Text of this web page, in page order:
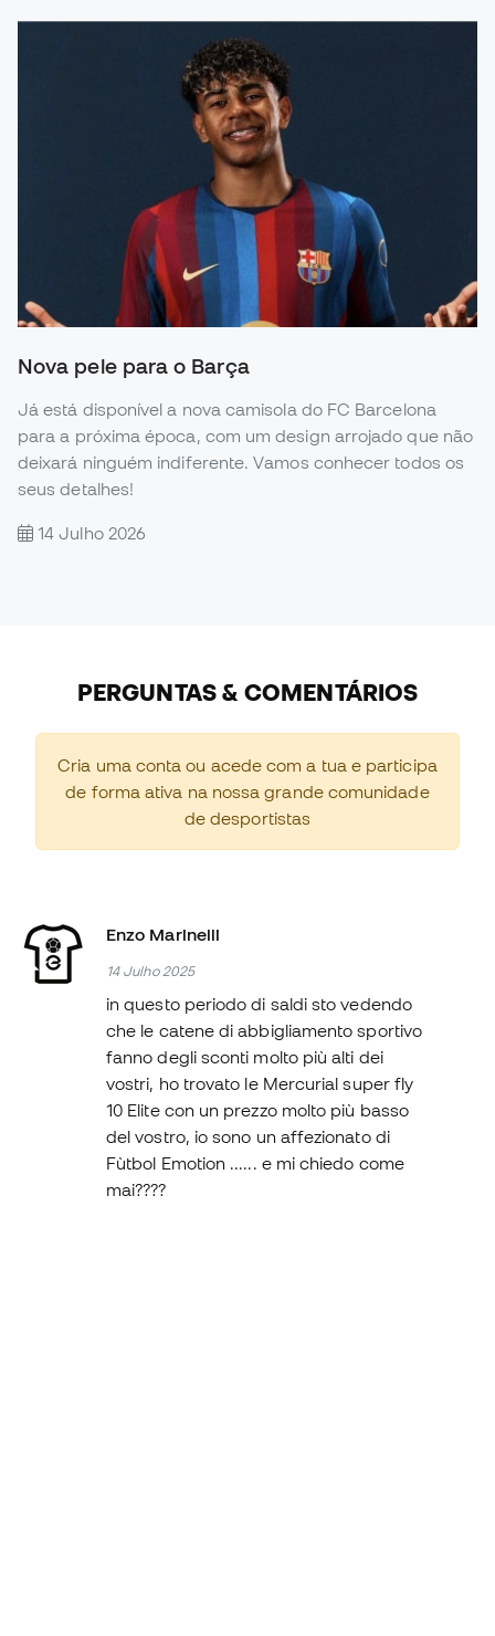
Nova pele para o Barça
Já está disponível a nova camisola do FC Barcelona
para a próxima época, com um design arrojado que não
deixará ninguém indiferente. Vamos conhecer todos os
seus detalhes!
14 Julho 2026
PERGUNTAS & COMENTÁRIOS
Cria uma conta ou acede com a tua e participa
de forma ativa na nossa grande comunidade
de desportistas
Enzo Marinelli
14 Julho 2025
in questo periodo di saldi sto vedendo
che le catene di abbigliamento sportivo
fanno degli sconti molto più alti dei
vostri, ho trovato le Mercurial super fly
10 Elite con un prezzo molto più basso
del vostro, io sono un affezionato di
Fùtbol Emotion ...... e mi chiedo come
mai????